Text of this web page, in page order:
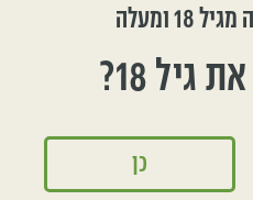
דבש פרחי בר מאזור אלון
ומעלה
18?
כן